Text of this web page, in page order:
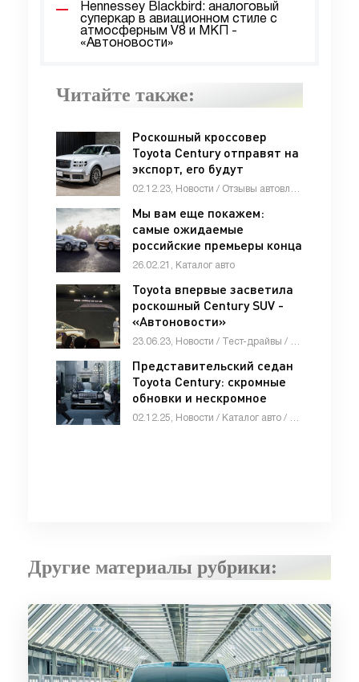
Hennessey Blackbird: аналоговый
суперкар в авиационном стиле с
атмосферным V8 и МКП -
«Автоновости»
Читайте также:
Роскошный кроссовер
Toyota Century отправят на
экспорт, его будут
продавать в салонах Lexus
Мы вам еще покажем:
самые ожидаемые
российские премьеры конца
2016 года - «Haima»
26.02.21, Каталог авто
Toyota впервые засветила
роскошный Century SUV -
«Автоновости»
Представительский седан
Toyota Century: скромные
обновки и нескромное
подорожание -
Другие материалы рубрики: